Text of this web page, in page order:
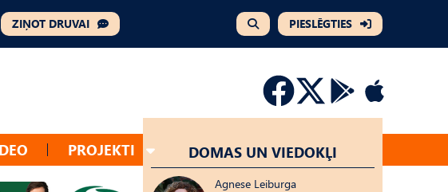
ZIŅOT DRUVAI PIESLĒGTIES
PROJEKTI DOMAS UN VIEDOKĻI
Agnese Leiburga